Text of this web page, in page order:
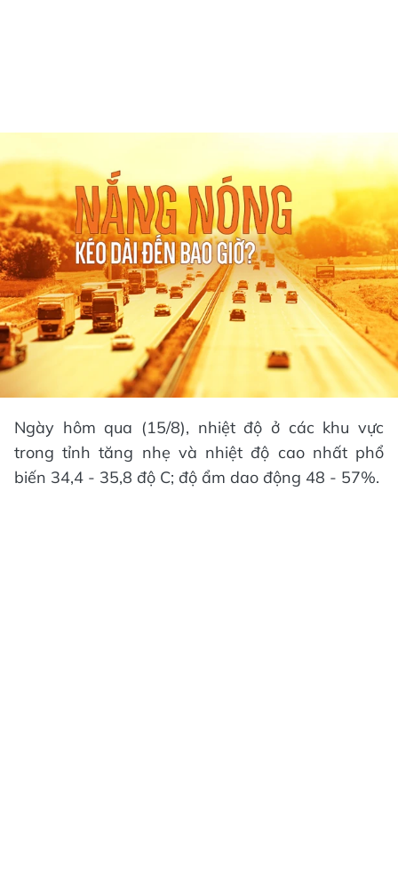
Ngày hôm qua (15/8), nhiệt độ ở các khu vực
trong tỉnh tăng nhẹ và nhiệt độ cao nhất phổ
biến 34,4 - 35,8 độ C; độ ẩm dao động 48 - 57%.